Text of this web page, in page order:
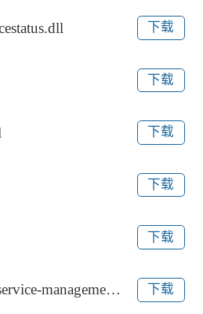
下载
下载
下载
下载
下载
api-ms-win-service-management-l1-1-0.dll 下载